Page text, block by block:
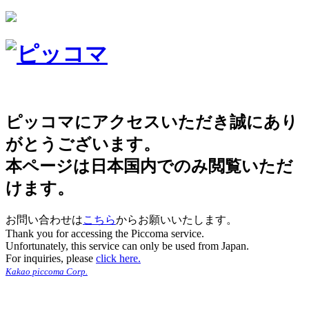
ピッコマにアクセスいただき誠にあり
がとうございます。
本ページは日本国内でのみ閲覧いただ
けます。
お問い合わせはこちらからお願いいたします。
Thank you for accessing the Piccoma service.
Unfortunately, this service can only be used from Japan.
For inquiries, please click here.
Kakao piccoma Corp.